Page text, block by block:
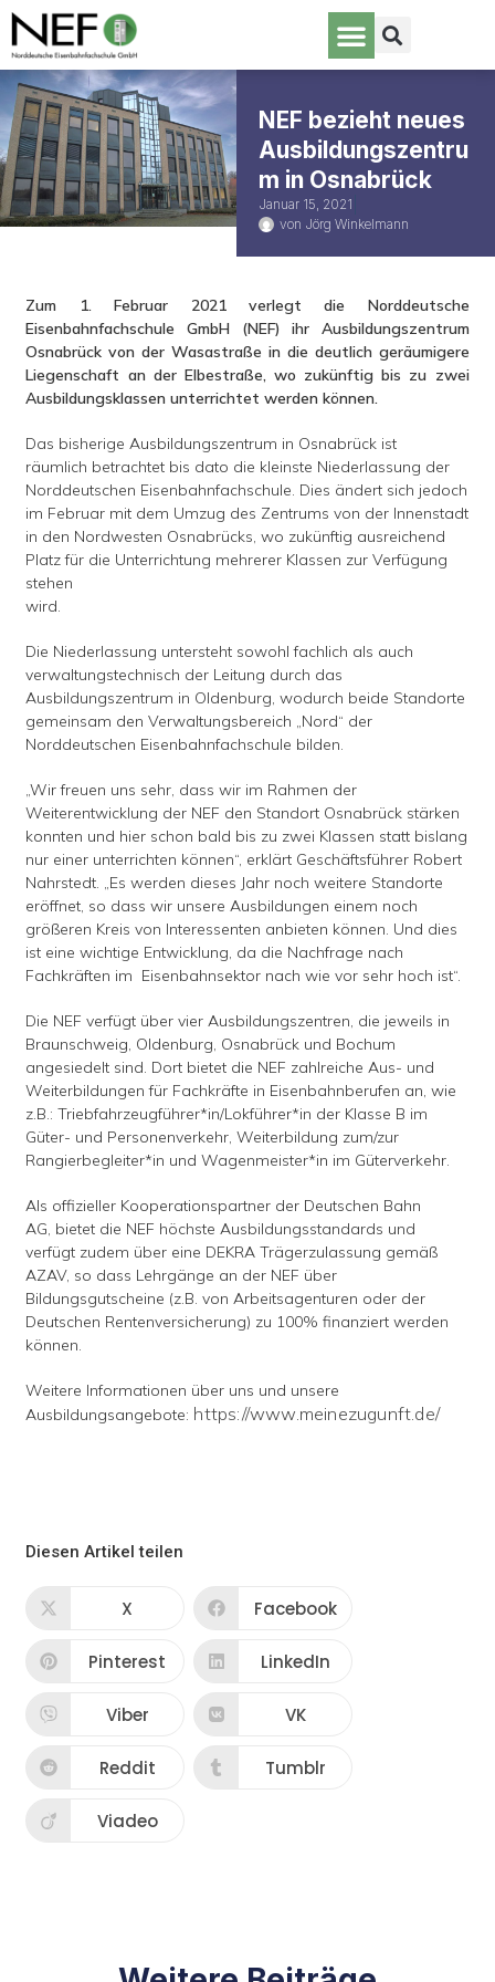
NEF bezieht neues
Ausbildungszentru
m in Osnabrück
Januar 15, 2021
von Jörg Winkelmann
Zum 1. Februar 2021 verlegt die Norddeutsche
Eisenbahnfachschule GmbH (NEF) ihr Ausbildungszentrum
Osnabrück von der Wasastraße in die deutlich geräumigere
Liegenschaft an der Elbestraße, wo zukünftig bis zu zwei
Ausbildungsklassen unterrichtet werden können.
Das bisherige Ausbildungszentrum in Osnabrück ist
räumlich betrachtet bis dato die kleinste Niederlassung der
Norddeutschen Eisenbahnfachschule. Dies ändert sich jedoch
im Februar mit dem Umzug des Zentrums von der Innenstadt
in den Nordwesten Osnabrücks, wo zukünftig ausreichend
Platz für die Unterrichtung mehrerer Klassen zur Verfügung
stehen
wird.
Die Niederlassung untersteht sowohl fachlich als auch
verwaltungstechnisch der Leitung durch das
Ausbildungszentrum in Oldenburg, wodurch beide Standorte
gemeinsam den Verwaltungsbereich „Nord“ der
Norddeutschen Eisenbahnfachschule bilden.
„Wir freuen uns sehr, dass wir im Rahmen der
Weiterentwicklung der NEF den Standort Osnabrück stärken
konnten und hier schon bald bis zu zwei Klassen statt bislang
nur einer unterrichten können“, erklärt Geschäftsführer Robert
Nahrstedt. „Es werden dieses Jahr noch weitere Standorte
eröffnet, so dass wir unsere Ausbildungen einem noch
größeren Kreis von Interessenten anbieten können. Und dies
ist eine wichtige Entwicklung, da die Nachfrage nach
Fachkräften im Eisenbahnsektor nach wie vor sehr hoch ist“.
Die NEF verfügt über vier Ausbildungszentren, die jeweils in
Braunschweig, Oldenburg, Osnabrück und Bochum
angesiedelt sind. Dort bietet die NEF zahlreiche Aus- und
Weiterbildungen für Fachkräfte in Eisenbahnberufen an, wie
z.B.: Triebfahrzeugführer*in/Lokführer*in der Klasse B im
Güter- und Personenverkehr, Weiterbildung zum/zur
Rangierbegleiter*in und Wagenmeister*in im Güterverkehr.
Als offizieller Kooperationspartner der Deutschen Bahn
AG, bietet die NEF höchste Ausbildungsstandards und
verfügt zudem über eine DEKRA Trägerzulassung gemäß
AZAV, so dass Lehrgänge an der NEF über
Bildungsgutscheine (z.B. von Arbeitsagenturen oder der
Deutschen Rentenversicherung) zu 100% finanziert werden
können.
Weitere Informationen über uns und unsere
Ausbildungsangebote: https://www.meinezugunft.de/
Diesen Artikel teilen
X Facebook
Pinterest LinkedIn
Viber VK
Reddit Tumblr
Viadeo